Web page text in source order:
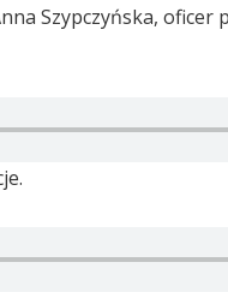
Szypczyńska, oficer